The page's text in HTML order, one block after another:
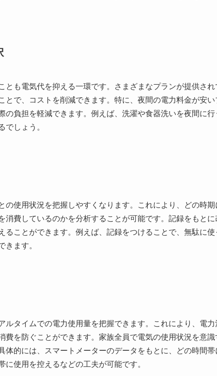
も電気代を抑える一環です。さまざまなプランが提供され
とで、コストを削減できます。特に、夜間の電力料金が安い
の負担を軽減できます。例えば、洗濯や食器洗いを夜間に行
でしょう。
の使用状況を把握しやすくなります。これにより、どの時
消費しているのかを分析することが可能です。記録をもとに
ることができます。例えば、記録をつけることで、無駄に使
きます。
ルタイムでの電力使用量を把握できます。これにより、電
費を防ぐことができます。家族全員で電気の使用状況を意識
体的には、スマートメーターのデータをもとに、どの時間帯
使用を控えるなどの工夫が可能です。